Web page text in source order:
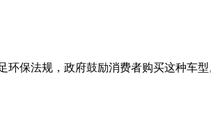
保法规，政府鼓励消费者购买这种车